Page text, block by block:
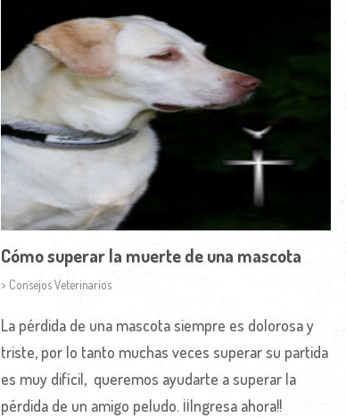
Cómo superar la muerte de una mascota
> Consejos Veterinarios
La pérdida de una mascota siempre es dolorosa y
triste, por lo tanto muchas veces superar su partida
es muy difícil, queremos ayudarte a superar la
pérdida de un amigo peludo. ¡¡Ingresa ahora!!